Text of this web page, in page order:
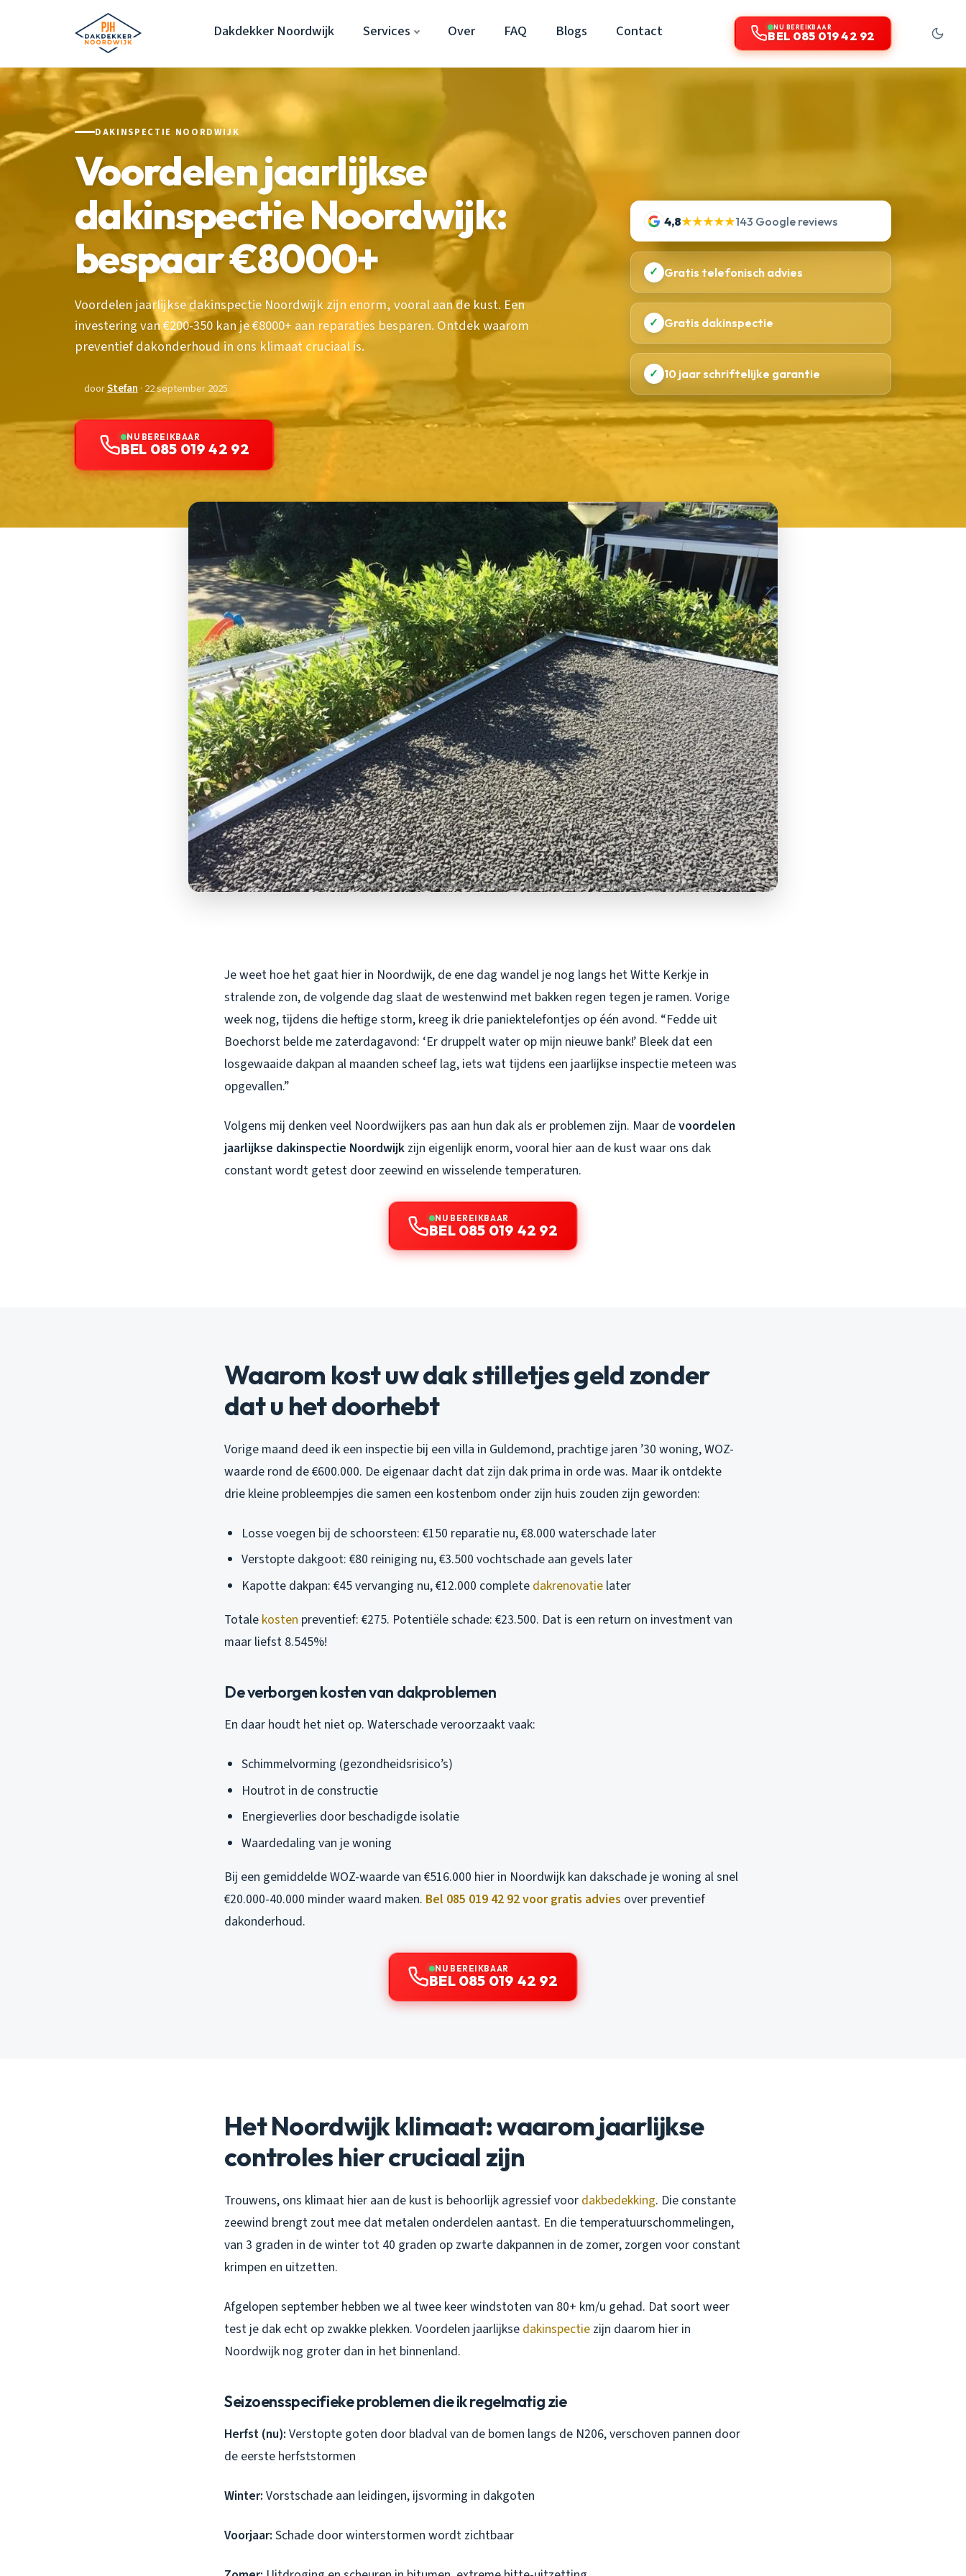
Dakdekker Noordwijk Services Over FAQ Blogs Contact NU BEREIKBAAR
BEL 085 019 42 92
DAKINSPECTIE NOORDWIJK
Voordelen jaarlijkse
dakinspectie Noordwijk:
bespaar €8000+
Voordelen jaarlijkse dakinspectie Noordwijk zijn enorm, vooral aan de kust. Een
investering van €200-350 kan je €8000+ aan reparaties besparen. Ontdek waarom
preventief dakonderhoud in ons klimaat cruciaal is.
doorStefan · 22 september 2025
NU BEREIKBAAR
BEL 085 019 42 92
4,8★★★★★143 Google reviews
✓ Gratis telefonisch advies
✓ Gratis dakinspectie
✓ 10 jaar schriftelijke garantie
Je weet hoe het gaat hier in Noordwijk, de ene dag wandel je nog langs het Witte Kerkje in
stralende zon, de volgende dag slaat de westenwind met bakken regen tegen je ramen. Vorige
week nog, tijdens die heftige storm, kreeg ik drie paniektelefontjes op één avond. “Fedde uit
Boechorst belde me zaterdagavond: ‘Er druppelt water op mijn nieuwe bank!’ Bleek dat een
losgewaaide dakpan al maanden scheef lag, iets wat tijdens een jaarlijkse inspectie meteen was
opgevallen.”
Volgens mij denken veel Noordwijkers pas aan hun dak als er problemen zijn. Maar devoordelen
jaarlijkse dakinspectie Noordwijk zijn eigenlijk enorm, vooral hier aan de kust waar ons dak
constant wordt getest door zeewind en wisselende temperaturen.
NU BEREIKBAAR
BEL 085 019 42 92
Waarom kost uw dak stilletjes geld zonder
dat u het doorhebt
Vorige maand deed ik een inspectie bij een villa in Guldemond, prachtige jaren ’30 woning, WOZ-
waarde rond de €600.000. De eigenaar dacht dat zijn dak prima in orde was. Maar ik ontdekte
drie kleine probleempjes die samen een kostenbom onder zijn huis zouden zijn geworden:
Losse voegen bij de schoorsteen: €150 reparatie nu, €8.000 waterschade later
Verstopte dakgoot: €80 reiniging nu, €3.500 vochtschade aan gevels later
Kapotte dakpan: €45 vervanging nu, €12.000 complete dakrenovatie later
Totale kosten preventief: €275. Potentiële schade: €23.500. Dat is een return on investment van
maar liefst 8.545%!
De verborgen kosten van dakproblemen
En daar houdt het niet op. Waterschade veroorzaakt vaak:
Schimmelvorming (gezondheidsrisico’s)
Houtrot in de constructie
Energieverlies door beschadigde isolatie
Waardedaling van je woning
Bij een gemiddelde WOZ-waarde van €516.000 hier in Noordwijk kan dakschade je woning al snel
€20.000-40.000 minder waard maken. Bel 085 019 42 92 voor gratis advies over preventief
dakonderhoud.
NU BEREIKBAAR
BEL 085 019 42 92
Het Noordwijk klimaat: waarom jaarlijkse
controles hier cruciaal zijn
Trouwens, ons klimaat hier aan de kust is behoorlijk agressief voor dakbedekking. Die constante
zeewind brengt zout mee dat metalen onderdelen aantast. En die temperatuurschommelingen,
van 3 graden in de winter tot 40 graden op zwarte dakpannen in de zomer, zorgen voor constant
krimpen en uitzetten.
Afgelopen september hebben we al twee keer windstoten van 80+ km/u gehad. Dat soort weer
test je dak echt op zwakke plekken. Voordelen jaarlijkse dakinspectie zijn daarom hier in
Noordwijk nog groter dan in het binnenland.
Seizoensspecifieke problemen die ik regelmatig zie
Herfst (nu): Verstopte goten door bladval van de bomen langs de N206, verschoven pannen door
de eerste herfststormen
Winter: Vorstschade aan leidingen, ijsvorming in dakgoten
Voorjaar: Schade door winterstormen wordt zichtbaar